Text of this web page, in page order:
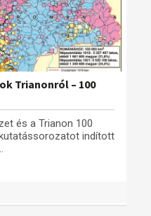
(feltöltés alatt)
Trianonról – 100
és a Trianon 100
indított